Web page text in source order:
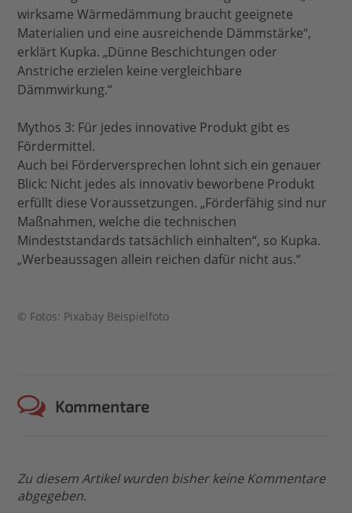
wirksame Wärmedämmung braucht geeignete
Materialien und eine ausreichende Dämmstärke“,
erklärt Kupka. „Dünne Beschichtungen oder
Anstriche erzielen keine vergleichbare
Dämmwirkung.“
Mythos 3: Für jedes innovative Produkt gibt es
Fördermittel.
Auch bei Förderversprechen lohnt sich ein genauer
Blick: Nicht jedes als innovativ beworbene Produkt
erfüllt diese Voraussetzungen. „Förderfähig sind nur
Maßnahmen, welche die technischen
Mindeststandards tatsächlich einhalten“, so Kupka.
„Werbeaussagen allein reichen dafür nicht aus.“
© Fotos: Pixabay Beispielfoto
Kommentare
Zu diesem Artikel wurden bisher keine Kommentare
abgegeben.